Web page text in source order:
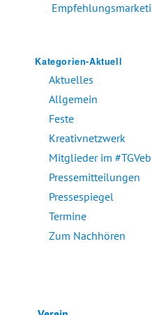
Kategorien-Aktuell
Aktuelles
Allgemein
Feste
Kreativnetzwerk
Mitglieder im #TGVeb
Pressemitteilungen
Pressespiegel
Termine
Zum Nachhören